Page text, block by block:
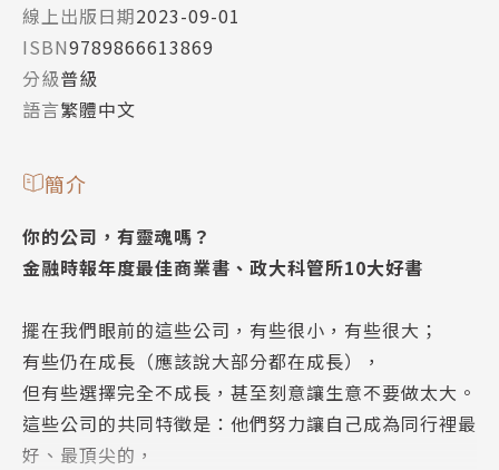
線上出版日期2023-09-01
ISBN9789866613869
分級普級
語言繁體中文
簡介
你的公司，有靈魂嗎？
金融時報年度最佳商業書、政大科管所10大好書
擺在我們眼前的這些公司，有些很小，有些很大；
有些仍在成長（應該說大部分都在成長），
但有些選擇完全不成長，甚至刻意讓生意不要做太大。
這些公司的共同特徵是：他們努力讓自己成為同行裡最
好、最頂尖的，